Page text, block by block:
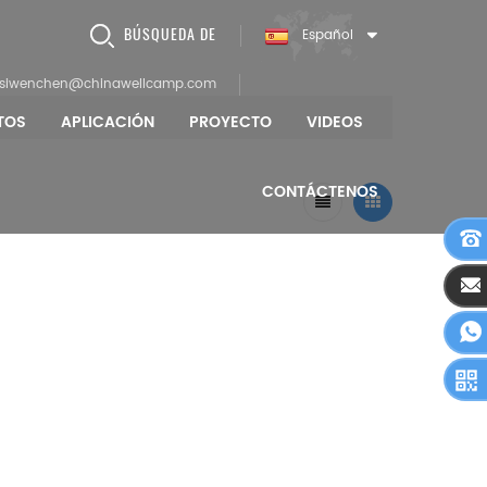
Español
BÚSQUEDA DE
siwenchen@chinawellcamp.com
APLICACIÓN PROYECTO VIDEOS
CONTÁCTENOS